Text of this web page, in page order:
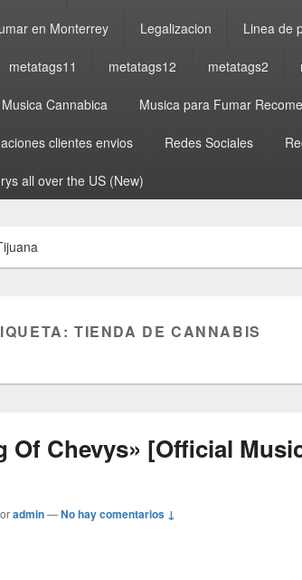
en Monterrey Legalizacion Linea de
metatags11 metatags12 metatags2
Musica Cannabica Musica para Fumar
clientes envios Redes Sociales
all over the US (New)
TIENDA DE CANNABIS
Of Chevys» [Official
admin—No hay comentarios ↓